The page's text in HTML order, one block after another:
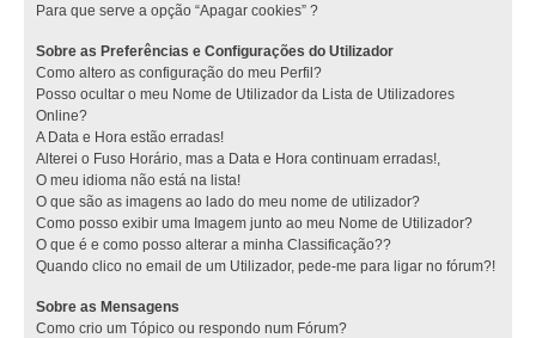
Para que serve a opção “Apagar cookies” ?
Sobre as Preferências e Configurações do Utilizador
Como altero as configuração do meu Perfil?
Posso ocultar o meu Nome de Utilizador da Lista de Utilizadores
Online?
A Data e Hora estão erradas!
Alterei o Fuso Horário, mas a Data e Hora continuam erradas!,
O meu idioma não está na lista!
O que são as imagens ao lado do meu nome de utilizador?
Como posso exibir uma Imagem junto ao meu Nome de Utilizador?
O que é e como posso alterar a minha Classificação??
Quando clico no email de um Utilizador, pede-me para ligar no fórum?!
Sobre as Mensagens
Como crio um Tópico ou respondo num Fórum?